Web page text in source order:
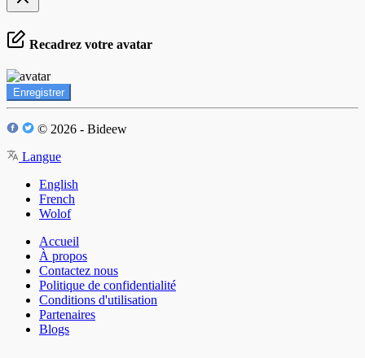
Recadrez votre avatar
Enregistrer
© 2026 - Bideew
Langue
English
French
Wolof
Accueil
À propos
Contactez nous
Politique de confidentialité
Conditions d'utilisation
Partenaires
Blogs